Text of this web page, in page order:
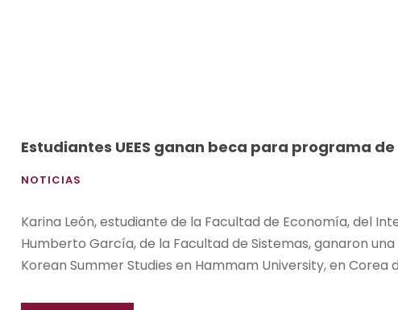
Estudiantes UEES ganan beca para programa
NOTICIAS
Karina León, estudiante de la Facultad de Economía, del
Humberto García, de la Facultad de Sistemas, ganaron
Korean Summer Studies en Hammam University, en Corea